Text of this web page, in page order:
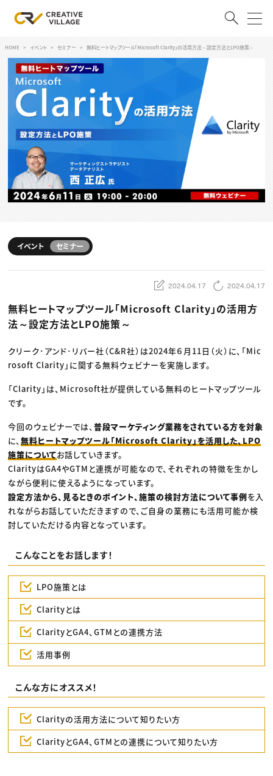
ログイン 会員登録
クリエイター求人を探す
CREATIVE JOB求人検索
特集求人
採用説明会
転職支援サービス
CONTENTS
スキルアップしたい！ トップ
デザイン
動画配信・映像制作
ディレクション
業界解説・キャリア事情
お役立ち基礎知識
TOP Creator’s コラム
ゲームクリエイター
映像クリエイター
マーケッター
C＆R Magazine
ニュース・トレンド
Web
映像
ゲーム・エンタメ
出版
CREATIVE VILLAGEからのお知らせ
プロフェッショナル×つながる×メディア
HOME イベント セミナー 無料ヒートマップツール「Microsoft Clarity」の活用方法～設定方法とLPO施策～
イベント セミナー
2024.04.17 2024.04.17
無料ヒートマップツール「Microsoft Clarity」の活用方
法～設定方法とLPO施策～
クリーク･アンド･リバー社（C&R社）は2024年６月11日（火）に、「Mic
rosoft Clarity」に関する無料ウェビナーを実施します。
「Clarity」は、Microsoft社が提供している無料のヒートマップツール
です。
今回のウェビナーでは、普段マーケティング業務をされている方を対象
に、無料ヒートマップツール「Microsoft Clarity」を活用した、LPO
施策についてお話していきます。
ClarityはGA4やGTMと連携が可能なので、それぞれの特徴を生かし
ながら便利に使えるようになっています。
設定方法から、見るときのポイント、施策の検討方法について事例を入
れながらお話していただきますので、ご自身の業務にも活用可能か検
討していただける内容となっています。
こんなことをお話します！
LPO施策とは
Clarityとは
ClarityとGA4、GTMとの連携方法
活用事例
こんな方にオススメ！
Clarityの活用方法について知りたい方
ClarityとGA4、GTMとの連携について知りたい方